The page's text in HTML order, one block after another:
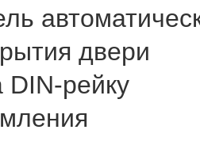
двери
DIN-рейку